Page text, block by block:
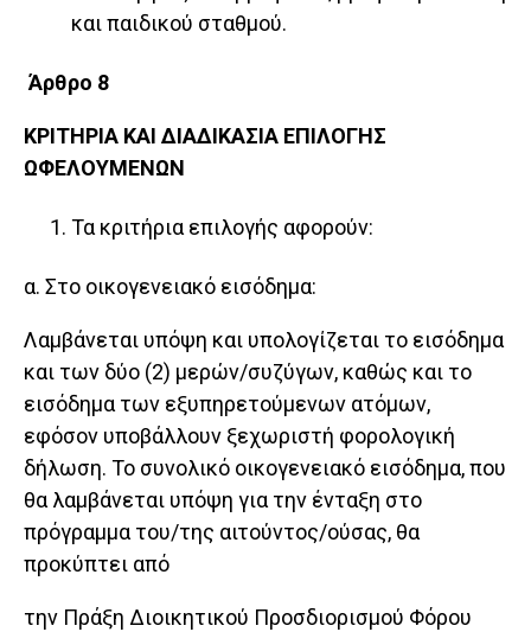
και παιδικού σταθμού.
Άρθρο 8
ΚΡΙΤΗΡΙΑ ΚΑΙ ΔΙΑΔΙΚΑΣΙΑ ΕΠΙΛΟΓΗΣ
ΩΦΕΛΟΥΜΕΝΩΝ
Τα κριτήρια επιλογής αφορούν:
α. Στο οικογενειακό εισόδημα:
Λαμβάνεται υπόψη και υπολογίζεται το εισόδημα
και των δύο (2) μερών/συζύγων, καθώς και το
εισόδημα των εξυπηρετούμενων ατόμων,
εφόσον υποβάλλουν ξεχωριστή φορολογική
δήλωση. Το συνολικό οικογενειακό εισόδημα, που
θα λαμβάνεται υπόψη για την ένταξη στο
πρόγραμμα του/της αιτούντος/ούσας, θα
προκύπτει από
την Πράξη Διοικητικού Προσδιορισμού Φόρου